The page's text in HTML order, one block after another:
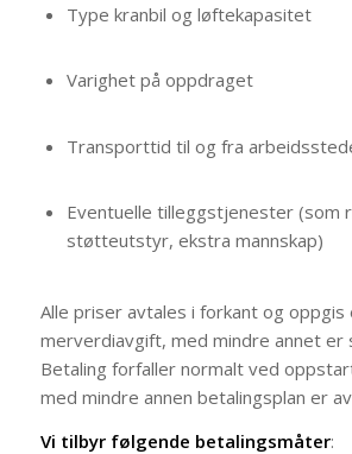
Type kranbil og løftekapasitet
Varighet på oppdraget
Transporttid til og fra
Eventuelle tilleggstjenester (som
støtteutstyr, ekstra mannskap)
Alle priser avtales i forkant og oppgis
merverdiavgift, med mindre annet er
Betaling forfaller normalt ved
med mindre annen betalingsplan er
Vi tilbyr følgende betalingsmåter: